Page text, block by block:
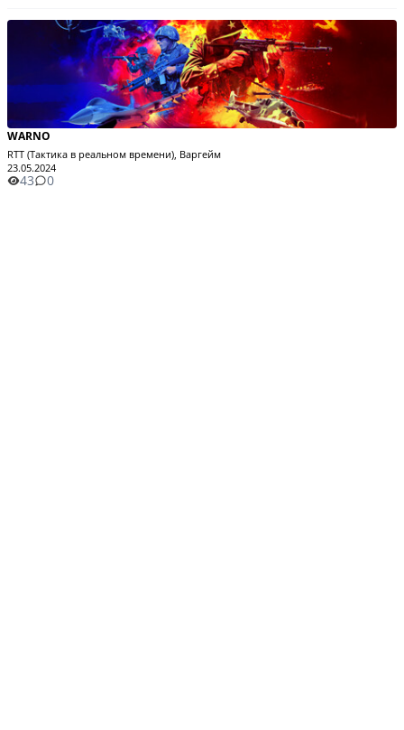
WARNO
RTT (Тактика в реальном времени), Варгейм
23.05.2024
43 0